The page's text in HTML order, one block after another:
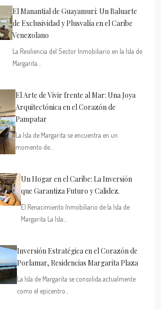
El Manantial de Guayamurí: Un Baluarte
de Exclusividad y Plusvalía en el Caribe
Venezolano
La Resiliencia del Sector Inmobiliario en la Isla de
Margarita…
El Arte de Vivir frente al Mar: Una Joya
Arquitectónica en el Corazón de
Pampatar
La Isla de Margarita se encuentra en un
momento de…
Un Hogar en el Caribe: La Inversión
que Garantiza Futuro y Calidez.
El Renacimiento Inmobiliario de la Isla de
Margarita La Isla…
Inversión Estratégica en el Corazón de
Porlamar, Residencias Margarita Plaza
La Isla de Margarita se consolida actualmente
como el epicentro…